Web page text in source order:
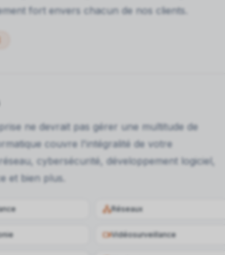
fort envers chacun de nos clients.
ne devrait pas gérer une multitude de
couvre l'intégralité de votre
cybersécurité, développement logiciel,
et bien plus.
Réseaux
Vidéosurveillance